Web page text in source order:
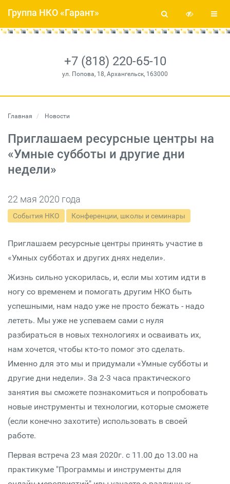
+7 (818) 220-65-10
ул. Попова, 18, Архангельск, 163000
Группа НКО «Гарант»
Главная Новости
Приглашаем ресурсные центры на
«Умные субботы и другие дни
недели»
22 мая 2020 года
События НКО Конференции, школы и семинары
Приглашаем ресурсные центры принять участие в
«Умных субботах и других днях недели».
Жизнь сильно ускорилась, и, если мы хотим идти в
ногу со временем и помогать другим НКО быть
успешными, нам надо уже не просто бежать - надо
лететь. Мы уже не успеваем сами с нуля
разбираться в новых технологиях и осваивать их,
нам хочется, чтобы кто-то помог это сделать.
Именно для это мы и придумали «Умные субботы и
другие дни недели». За 2-3 часа практического
занятия вы сможете познакомиться и попробовать
новые инструменты и технологии, которые сможете
(если конечно захотите) использовать в своей
работе.
Первая встреча 23 мая 2020г. с 11.00 до 13.00 на
практикуме "Программы и инструменты для